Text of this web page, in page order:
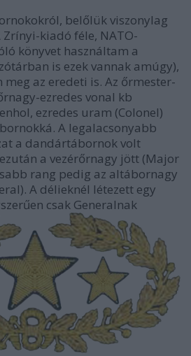
belőlük viszonylag
Zrínyi-kiadó féle, NATO-
könyvet használtam a
is ezek vannak amúgy),
meg az eredeti is. Az őrmester-
ezredes vonal kb
ezredes uram (Colonel)
A legalacsonyabb
a dandártábornok volt
a vezérőrnagy jött (Major
rang pedig az altábornagy
A délieknél létezett egy
csak Generalnak